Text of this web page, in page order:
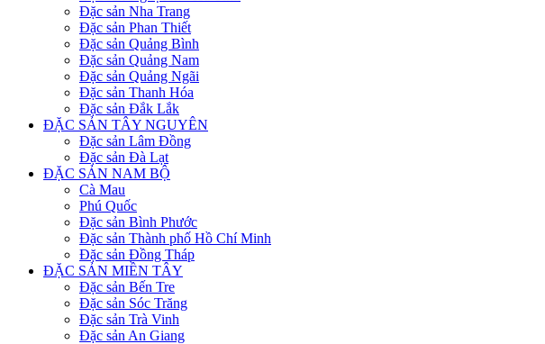
Đặc sản Nha Trang
Đặc sản Phan Thiết
Đặc sản Quảng Bình
Đặc sản Quảng Nam
Đặc sản Quảng Ngãi
Đặc sản Thanh Hóa
Đặc sản Đắk Lắk
ĐẶC SẢN TÂY NGUYÊN
Đặc sản Lâm Đồng
Đặc sản Đà Lạt
ĐẶC SẢN NAM BỘ
Cà Mau
Phú Quốc
Đặc sản Bình Phước
Đặc sản Thành phố Hồ Chí Minh
Đặc sản Đồng Tháp
ĐẶC SẢN MIỀN TÂY
Đặc sản Bến Tre
Đặc sản Sóc Trăng
Đặc sản Trà Vinh
Đặc sản An Giang